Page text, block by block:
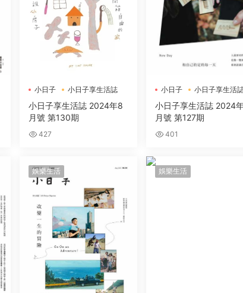
小日子 小日子享生活誌
小日子享生活誌 2024年8
月號 第130期
427
小日子 小日子享生活
小日子享生活誌 2024
月號 第127期
401
娛樂生活 娛樂生活